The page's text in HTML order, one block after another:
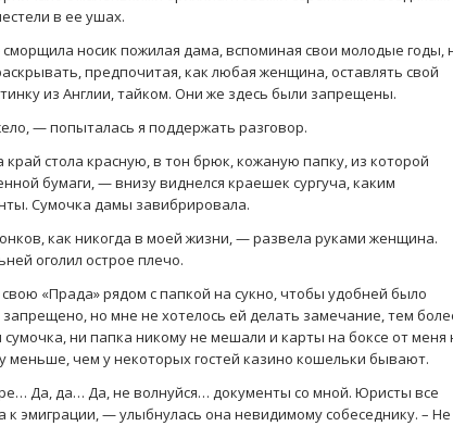
в ее ушах.
носик пожилая дама, вспоминая свои молодые годы,
предпочитая, как любая женщина, оставлять свой
из Англии, тайком. Они же здесь были запрещены.
— попыталась я поддержать разговор.
стола красную, в тон брюк, кожаную папку, из которой
бумаги, — внизу виднелся краешек сургуча, каким
Сумочка дамы завибрировала.
как никогда в моей жизни, — развела руками женщина.
оголил острое плечо.
«Прада» рядом с папкой на сукно, чтобы удобней было
но мне не хотелось ей делать замечание, тем
ни папка никому не мешали и карты на боксе от меня
меньше, чем у некоторых гостей казино кошельки бывают.
Да, да… Да, не волнуйся… документы со мной. Юристы все
эмиграции, — улыбнулась она невидимому собеседнику. – Не